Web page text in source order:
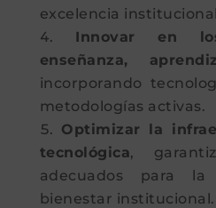
excelencia
Innovar en
enseñanza,
incorporando
metodologías activas.
Optimizar la
tecnológica,
adecuados para
bienestar institucional.